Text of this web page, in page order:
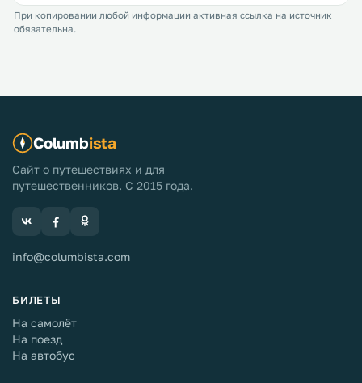
При копировании любой информации активная ссылка на источник
обязательна.
Columbista
Сайт о путешествиях и для
путешественников. С 2015 года.
info@columbista.com
БИЛЕТЫ
На самолёт
На поезд
На автобус